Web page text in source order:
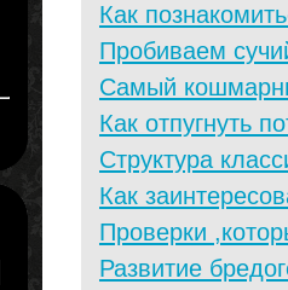
Как
Пробиваем
Самый
Как отпугнуть
Структура
Как
Проверки
Развитие